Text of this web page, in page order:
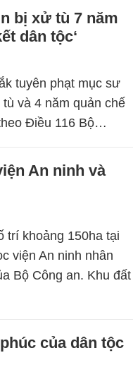
bị xử tù 7 năm
dân tộc‘
tuyên phạt mục sư
và 4 năm quản chế
Điều 116 Bộ…
An ninh và
trí khoảng 150ha tại
viện An ninh nhân
Bộ Công an. Khu đất
của dân tộc